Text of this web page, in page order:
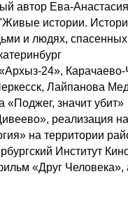
автор Ева-
истории.
и людях,
24», Карачаево-
Лайпанова
«Поджег, значит убит»
реализация
на территории
Институт
«Друг Человека»,